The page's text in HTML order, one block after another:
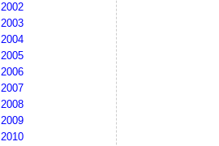
2002
2003
2004
2005
2006
2007
2008
2009
2010